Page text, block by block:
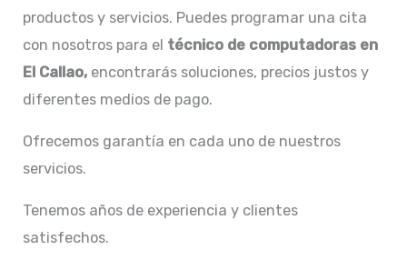
productos y servicios. Puedes programar una cita
con nosotros para el técnico de computadoras en
El Callao, encontrarás soluciones, precios justos y
diferentes medios de pago.
Ofrecemos garantía en cada uno de nuestros
servicios.
Tenemos años de experiencia y clientes
satisfechos.